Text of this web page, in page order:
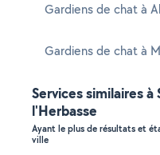
Gardiens de chat à
Gardiens de chat à
Services similaires
l'Herbasse
Ayant le plus de résultats et
ville